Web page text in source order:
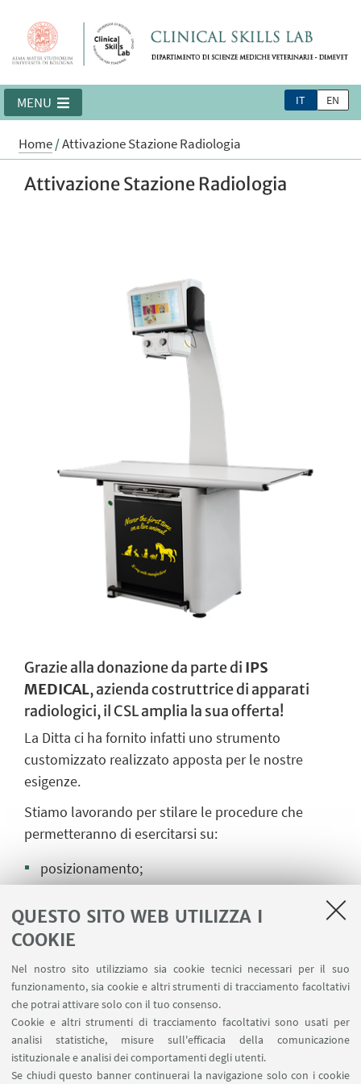
QUESTO SITO WEB UTILIZZA I
COOKIE
Nel nostro sito utilizziamo sia cookie tecnici necessari per il suo
funzionamento, sia cookie e altri strumenti di tracciamento facoltativi
che potrai attivare solo con il tuo consenso.
Cookie e altri strumenti di tracciamento facoltativi sono usati per
analisi statistiche, misure sull'efficacia della comunicazione
istituzionale e analisi dei comportamenti degli utenti.
Se chiudi questo banner continuerai la navigazione solo con i cookie
IT EN
MENU
Home/Attivazione Stazione Radiologia
Attivazione Stazione Radiologia
Grazie alla donazione da parte di IPS
MEDICAL, azienda costruttrice di apparati
radiologici, il CSL amplia la sua offerta!
La Ditta ci ha fornito infatti uno strumento
customizzato realizzato apposta per le nostre
esigenze.
Stiamo lavorando per stilare le procedure che
permetteranno di esercitarsi su:
posizionamento;
calcolo valori di scatto (kV e mAs).
Un sentito ringraziamento ad IPS
MEDICAL per la sensibilità e la generosità
dimostrata verso il nostro CSL!